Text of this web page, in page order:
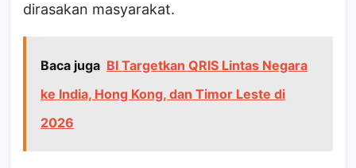
dirasakan masyarakat.
Baca juga BI Targetkan QRIS Lintas Negara
ke India, Hong Kong, dan Timor Leste di
2026